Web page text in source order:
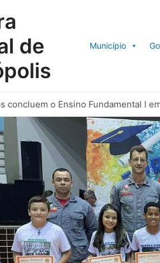
de
Município
concluem o Ensino Fundamental I